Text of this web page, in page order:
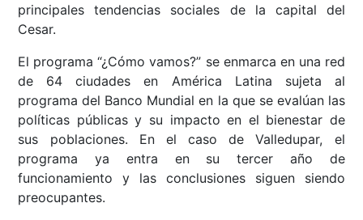
principales tendencias sociales de la capital del
Cesar.
El programa “¿Cómo vamos?” se enmarca en una red
de 64 ciudades en América Latina sujeta al
programa del Banco Mundial en la que se evalúan las
políticas públicas y su impacto en el bienestar de
sus poblaciones. En el caso de Valledupar, el
programa ya entra en su tercer año de
funcionamiento y las conclusiones siguen siendo
preocupantes.